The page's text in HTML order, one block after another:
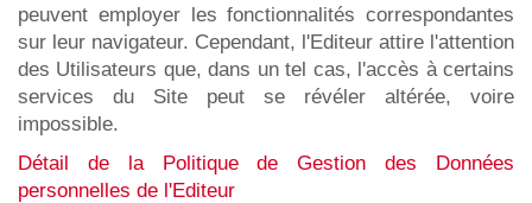
peuvent employer les fonctionnalités correspondantes
sur leur navigateur. Cependant, l'Editeur attire l'attention
des Utilisateurs que, dans un tel cas, l'accès à certains
services du Site peut se révéler altérée, voire
impossible.
Détail de la Politique de Gestion des Données
personnelles de l'Editeur